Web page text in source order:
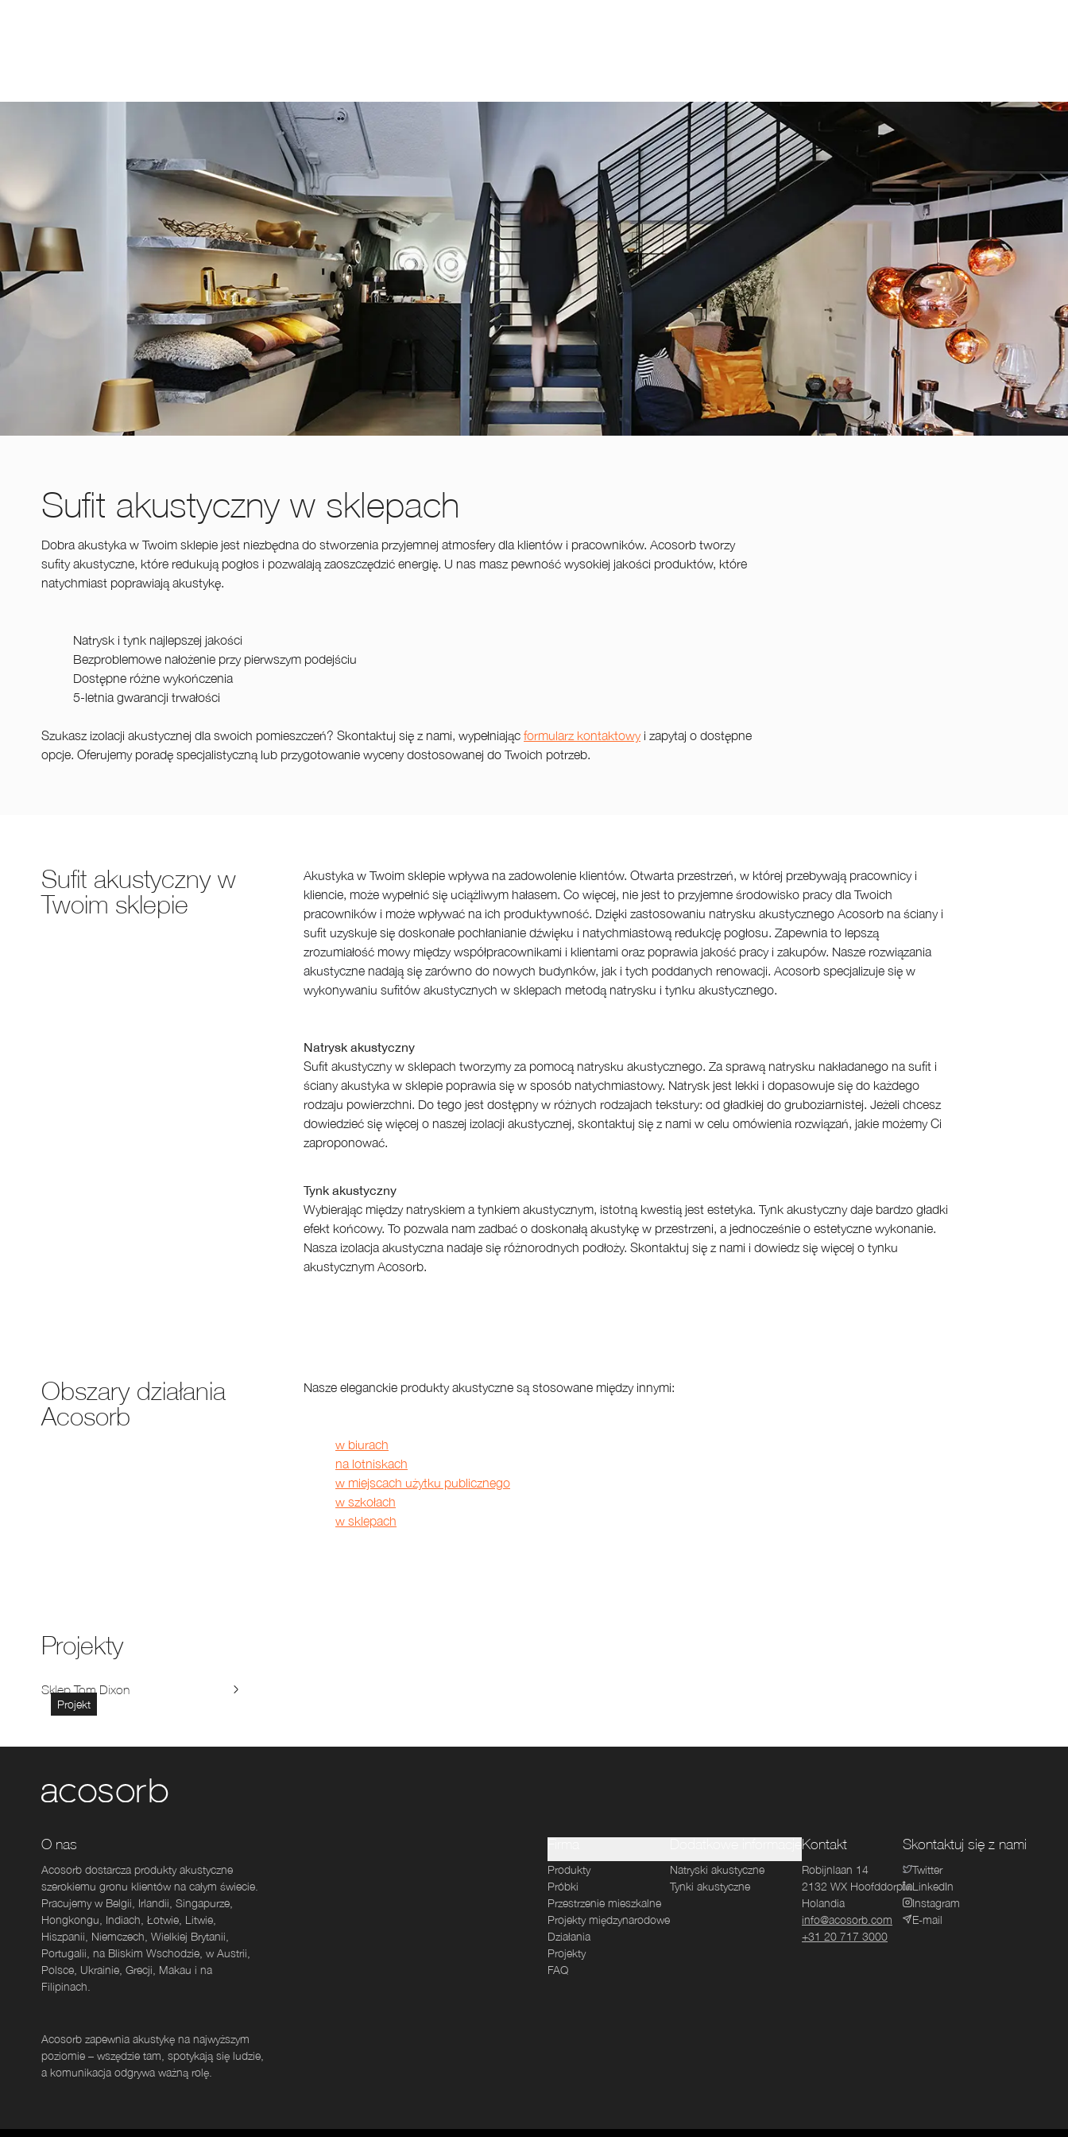
Sufit akustyczny w sklepach
Dobra akustyka w Twoim sklepie jest niezbędna do stworzenia przyjemnej atmosfery dla klientów i pracowników. Acosorb tworzy
sufity akustyczne, które redukują pogłos i pozwalają zaoszczędzić energię. U nas masz pewność wysokiej jakości produktów, które
natychmiast poprawiają akustykę.
Natrysk i tynk najlepszej jakości
Bezproblemowe nałożenie przy pierwszym podejściu
Dostępne różne wykończenia
5-letnia gwarancji trwałości
Szukasz izolacji akustycznej dla swoich pomieszczeń? Skontaktuj się z nami, wypełniając formularz kontaktowy i zapytaj o dostępne
opcje. Oferujemy poradę specjalistyczną lub przygotowanie wyceny dostosowanej do Twoich potrzeb.
Sufit akustyczny w
Twoim sklepie
Akustyka w Twoim sklepie wpływa na zadowolenie klientów. Otwarta przestrzeń, w której przebywają pracownicy i
kliencie, może wypełnić się uciążliwym hałasem. Co więcej, nie jest to przyjemne środowisko pracy dla Twoich
pracowników i może wpływać na ich produktywność. Dzięki zastosowaniu natrysku akustycznego Acosorb na ściany i
sufit uzyskuje się doskonałe pochłanianie dźwięku i natychmiastową redukcję pogłosu. Zapewnia to lepszą
zrozumiałość mowy między współpracownikami i klientami oraz poprawia jakość pracy i zakupów. Nasze rozwiązania
akustyczne nadają się zarówno do nowych budynków, jak i tych poddanych renowacji. Acosorb specjalizuje się w
wykonywaniu sufitów akustycznych w sklepach metodą natrysku i tynku akustycznego.
Natrysk akustyczny
Sufit akustyczny w sklepach tworzymy za pomocą natrysku akustycznego. Za sprawą natrysku nakładanego na sufit i
ściany akustyka w sklepie poprawia się w sposób natychmiastowy. Natrysk jest lekki i dopasowuje się do każdego
rodzaju powierzchni. Do tego jest dostępny w różnych rodzajach tekstury: od gładkiej do gruboziarnistej. Jeżeli chcesz
dowiedzieć się więcej o naszej izolacji akustycznej, skontaktuj się z nami w celu omówienia rozwiązań, jakie możemy Ci
zaproponować.
Tynk akustyczny
Wybierając między natryskiem a tynkiem akustycznym, istotną kwestią jest estetyka. Tynk akustyczny daje bardzo gładki
efekt końcowy. To pozwala nam zadbać o doskonałą akustykę w przestrzeni, a jednocześnie o estetyczne wykonanie.
Nasza izolacja akustyczna nadaje się różnorodnych podłoży. Skontaktuj się z nami i dowiedz się więcej o tynku
akustycznym Acosorb.
Obszary działania
Acosorb
Nasze eleganckie produkty akustyczne są stosowane między innymi:
w biurach
na lotniskach
w miejscach użytku publicznego
w szkołach
w sklepach
Projekty
Projekt
Sklep Tom Dixon
O nas
Acosorb dostarcza produkty akustyczne
szerokiemu gronu klientów na całym świecie.
Pracujemy w Belgii, Irlandii, Singapurze,
Hongkongu, Indiach, Łotwie, Litwie,
Hiszpanii, Niemczech, Wielkiej Brytanii,
Portugalii, na Bliskim Wschodzie, w Austrii,
Polsce, Ukrainie, Grecji, Makau i na
Filipinach.
Acosorb zapewnia akustykę na najwyższym
poziomie – wszędzie tam, spotykają się ludzie,
a komunikacja odgrywa ważną rolę.
Produkty
Próbki
Przestrzenie mieszkalne
Projekty międzynarodowe
Działania
Projekty
FAQ
Natryski akustyczne
Tynki akustyczne
Kontakt
Robijnlaan 14
2132 WX Hoofddorp
Holandia
info@acosorb.com
+31 20 717 3000
Skontaktuj się z nami
Twitter
LinkedIn
Instagram
E-mail